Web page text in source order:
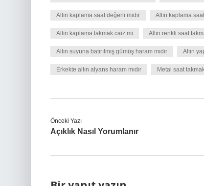
Altın kaplama saat değerli midir Altın kaplama
Altın kaplama takmak caiz mi Altın renkli saat
Altın suyuna batırılmış gümüş haram mıdır Altın
Erkekte altın alyans haram mıdır Metal saat
Önceki Yazı
Açıklık Nasıl Yorumlanır